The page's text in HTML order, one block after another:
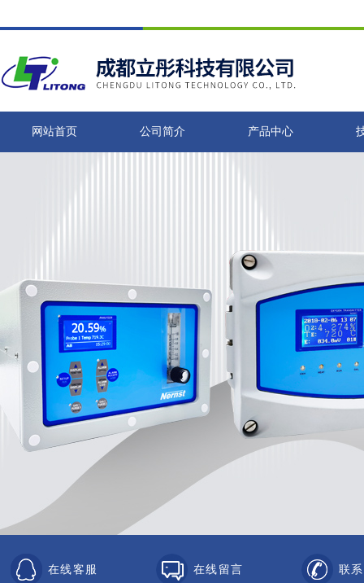
网站首页 公司简介 产品中心
在线客服 在线留言 联